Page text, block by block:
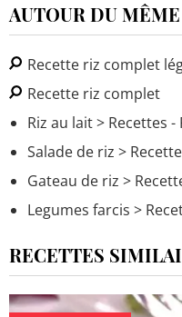
AUTOUR DU MÊME
Recette riz complet
Recette riz complet
Riz au lait> Recettes -
Salade de riz >
Gateau de riz >
Legumes farcis >
RECETTES